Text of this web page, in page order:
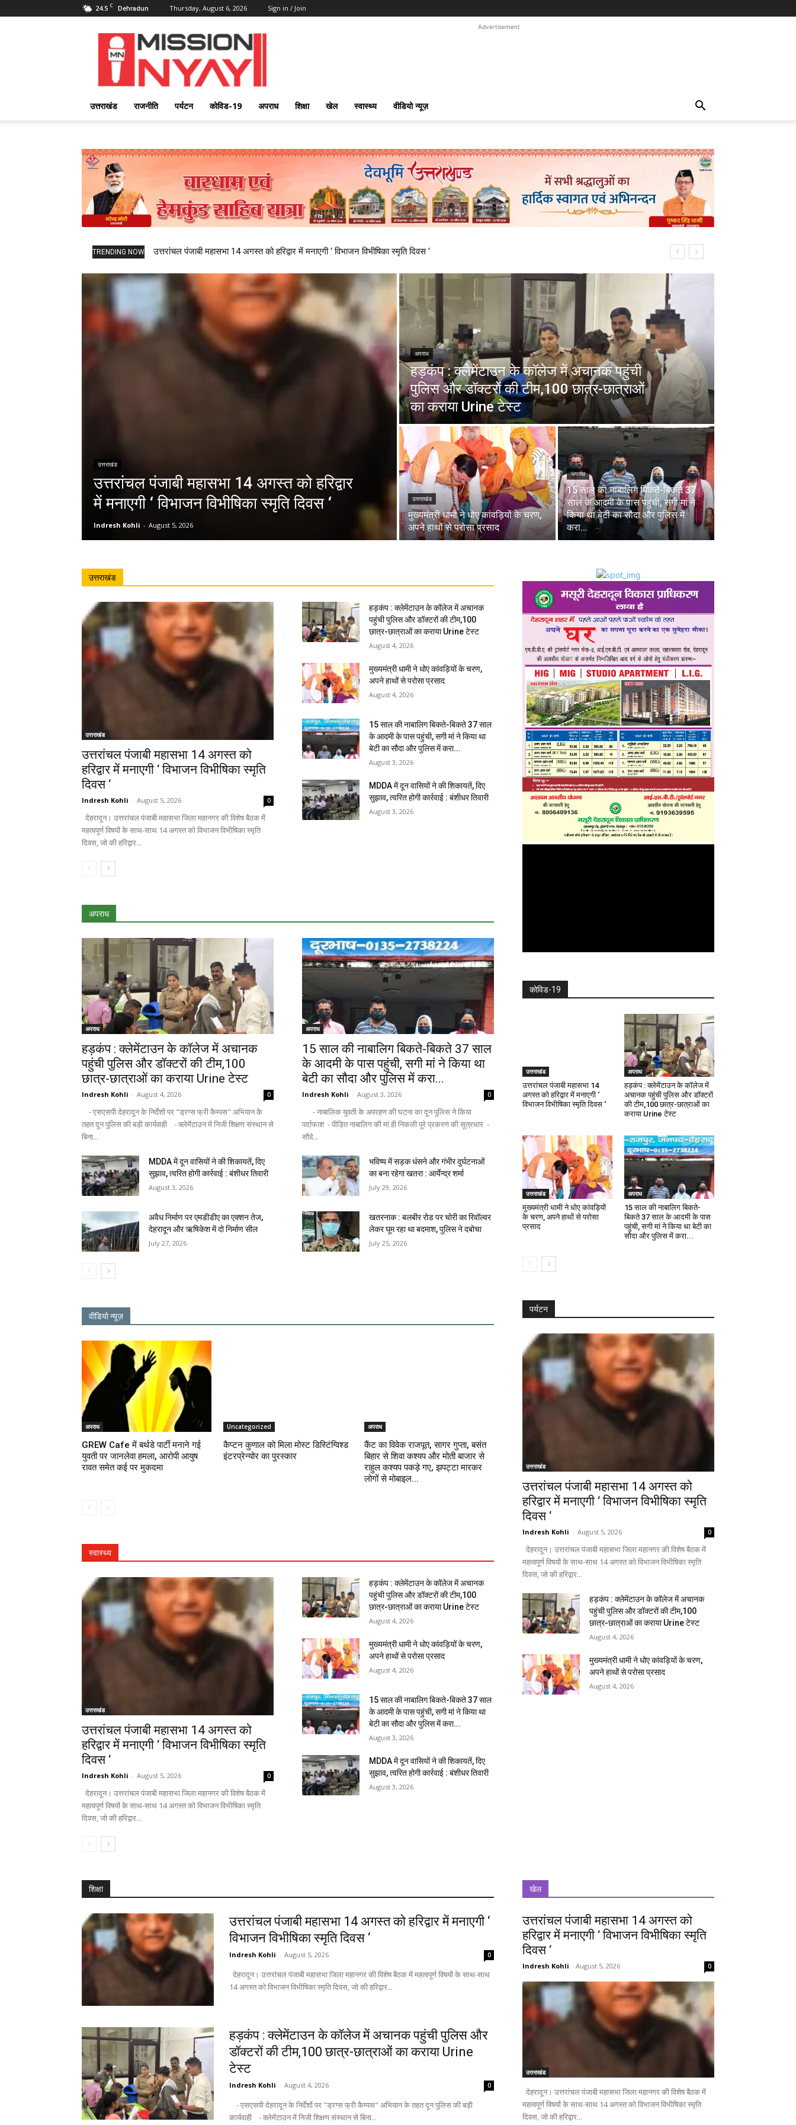
24.5 C Dehradun Thursday, August 6, 2026 Sign in / Join
Mission
Nyay
Advertisement
उत्तराखंड राजनीति पर्यटन कोविड-19 अपराध शिक्षा खेल स्वास्थ्य वीडियो न्यूज़
TRENDING NOW उत्तरांचल पंजाबी महासभा 14 अगस्त को हरिद्वार में मनाएगी ‘ विभाजन विभीषिका स्मृति दिवस ‘
उत्तराखंड
उत्तरांचल पंजाबी महासभा 14 अगस्त को हरिद्वार
में मनाएगी ‘ विभाजन विभीषिका स्मृति दिवस ‘
Indresh Kohli - August 5, 2026
अपराध
हड़कंप : क्लेमेंटाउन के कॉलेज में अचानक पहुंची
पुलिस और डॉक्टरों की टीम,100 छात्र-छात्राओं
का कराया Urine टेस्ट
उत्तराखंड
मुख्यमंत्री धामी ने धोए कांवड़ियों के चरण,
अपने हाथों से परोसा प्रसाद
अपराध
15 साल की नाबालिग बिकते-बिकते 37
साल के आदमी के पास पहुंची, सगी मां ने
किया था बेटी का सौदा और पुलिस में
करा...
उत्तराखंड
उत्तराखंड
उत्तरांचल पंजाबी महासभा 14 अगस्त को
हरिद्वार में मनाएगी ‘ विभाजन विभीषिका स्मृति
दिवस ‘
Indresh Kohli - August 5, 2026 0
देहरादून। उत्तरांचल पंजाबी महासभा जिला महानगर की विशेष बैठक में
महत्वपूर्ण विषयों के साथ-साथ 14 अगस्त को विभाजन विभीषिका स्मृति
दिवस, जो की हरिद्वार...
हड़कंप : क्लेमेंटाउन के कॉलेज में अचानक
पहुंची पुलिस और डॉक्टरों की टीम,100
छात्र-छात्राओं का कराया Urine टेस्ट
August 4, 2026
मुख्यमंत्री धामी ने धोए कांवड़ियों के चरण,
अपने हाथों से परोसा प्रसाद
August 4, 2026
15 साल की नाबालिग बिकते-बिकते 37 साल
के आदमी के पास पहुंची, सगी मां ने किया था
बेटी का सौदा और पुलिस में करा...
August 3, 2026
MDDA में दून वासियों ने की शिकायतें, दिए
सुझाव, त्वरित होगी कार्रवाई : बंशीधर तिवारी
August 3, 2026
अपराध
अपराध
हड़कंप : क्लेमेंटाउन के कॉलेज में अचानक
पहुंची पुलिस और डॉक्टरों की टीम,100
छात्र-छात्राओं का कराया Urine टेस्ट
Indresh Kohli - August 4, 2026 0
- एसएसपी देहरादून के निर्देशों पर "ड्रग्स फ्री कैम्पस" अभियान के
तहत दून पुलिस की बड़ी कार्यवाही - क्लेमेंटाउन में निजी शिक्षण संस्थान से
बिना...
अपराध
15 साल की नाबालिग बिकते-बिकते 37 साल
के आदमी के पास पहुंची, सगी मां ने किया था
बेटी का सौदा और पुलिस में करा...
Indresh Kohli - August 3, 2026 0
- नाबालिक युवती के अपरहण की घटना का दून पुलिस ने किया
पर्दाफाश - पीड़ित नाबालिग की मां ही निकली पूरे प्रकरण की सूत्रधार -
सौदे...
MDDA में दून वासियों ने की शिकायतें, दिए
सुझाव, त्वरित होगी कार्रवाई : बंशीधर तिवारी
August 3, 2026
भविष्य में सड़क धंसने और गंभीर दुर्घटनाओं
का बना रहेगा खतरा : आर्येन्द्र शर्मा
July 29, 2026
अवैध निर्माण पर एमडीडीए का एक्शन तेज,
देहरादून और ऋषिकेश में दो निर्माण सील
July 27, 2026
खतरनाक : बलबीर रोड पर चोरी का रिवॉल्वर
लेकर घूम रहा था बदमाश, पुलिस ने दबोचा
July 25, 2026
वीडियो न्यूज़
अपराध
GREW Cafe में बर्थडे पार्टी मनाने गई
युवती पर जानलेवा हमला, आरोपी आयुष
रावत समेत कई पर मुकदमा
Uncategorized
कैप्टन कुणाल को मिला मोस्ट डिस्टिंग्विश्ड
इंटरप्रेन्योर का पुरस्कार
अपराध
कैंट का विवेक राजपूत, सागर गुप्ता, बसंत
बिहार से शिवा कश्यप और मोती बाजार से
राहुल कश्यप पकड़े गए, झपट्टा मारकर
लोगों से मोबाइल...
स्वास्थ्य
उत्तराखंड
उत्तरांचल पंजाबी महासभा 14 अगस्त को
हरिद्वार में मनाएगी ‘ विभाजन विभीषिका स्मृति
दिवस ‘
Indresh Kohli - August 5, 2026 0
देहरादून। उत्तरांचल पंजाबी महासभा जिला महानगर की विशेष बैठक में
महत्वपूर्ण विषयों के साथ-साथ 14 अगस्त को विभाजन विभीषिका स्मृति
दिवस, जो की हरिद्वार...
हड़कंप : क्लेमेंटाउन के कॉलेज में अचानक
पहुंची पुलिस और डॉक्टरों की टीम,100
छात्र-छात्राओं का कराया Urine टेस्ट
August 4, 2026
मुख्यमंत्री धामी ने धोए कांवड़ियों के चरण,
अपने हाथों से परोसा प्रसाद
August 4, 2026
15 साल की नाबालिग बिकते-बिकते 37 साल
के आदमी के पास पहुंची, सगी मां ने किया था
बेटी का सौदा और पुलिस में करा...
August 3, 2026
MDDA में दून वासियों ने की शिकायतें, दिए
सुझाव, त्वरित होगी कार्रवाई : बंशीधर तिवारी
August 3, 2026
कोविड-19
उत्तराखंड
उत्तरांचल पंजाबी महासभा 14
अगस्त को हरिद्वार में मनाएगी ‘
विभाजन विभीषिका स्मृति दिवस ‘
अपराध
हड़कंप : क्लेमेंटाउन के कॉलेज में
अचानक पहुंची पुलिस और डॉक्टरों
की टीम,100 छात्र-छात्राओं का
कराया Urine टेस्ट
उत्तराखंड
मुख्यमंत्री धामी ने धोए कांवड़ियों
के चरण, अपने हाथों से परोसा
प्रसाद
अपराध
15 साल की नाबालिग बिकते-
बिकते 37 साल के आदमी के पास
पहुंची, सगी मां ने किया था बेटी का
सौदा और पुलिस में करा...
पर्यटन
उत्तराखंड
उत्तरांचल पंजाबी महासभा 14 अगस्त को
हरिद्वार में मनाएगी ‘ विभाजन विभीषिका स्मृति
दिवस ‘
Indresh Kohli - August 5, 2026 0
देहरादून। उत्तरांचल पंजाबी महासभा जिला महानगर की विशेष बैठक में
महत्वपूर्ण विषयों के साथ-साथ 14 अगस्त को विभाजन विभीषिका स्मृति
दिवस, जो की हरिद्वार...
हड़कंप : क्लेमेंटाउन के कॉलेज में अचानक
पहुंची पुलिस और डॉक्टरों की टीम,100
छात्र-छात्राओं का कराया Urine टेस्ट
August 4, 2026
मुख्यमंत्री धामी ने धोए कांवड़ियों के चरण,
अपने हाथों से परोसा प्रसाद
August 4, 2026
शिक्षा
उत्तरांचल पंजाबी महासभा 14 अगस्त को हरिद्वार में मनाएगी ‘
विभाजन विभीषिका स्मृति दिवस ‘
Indresh Kohli - August 5, 2026 0
14 अगस्त को विभाजन विभीषिका स्मृति दिवस, जो की हरिद्वार...
हड़कंप : क्लेमेंटाउन के कॉलेज में अचानक पहुंची पुलिस और
डॉक्टरों की टीम,100 छात्र-छात्राओं का कराया Urine
टेस्ट
Indresh Kohli - August 4, 2026 0
कार्यवाही - क्लेमेंटाउन में निजी शिक्षण संस्थान से बिना...
खेल
उत्तरांचल पंजाबी महासभा 14 अगस्त को
हरिद्वार में मनाएगी ‘ विभाजन विभीषिका स्मृति
दिवस ‘
Indresh Kohli - August 5, 2026 0
उत्तराखंड
देहरादून। उत्तरांचल पंजाबी महासभा जिला महानगर की विशेष बैठक में
महत्वपूर्ण विषयों के साथ-साथ 14 अगस्त को विभाजन विभीषिका स्मृति
दिवस, जो की हरिद्वार...